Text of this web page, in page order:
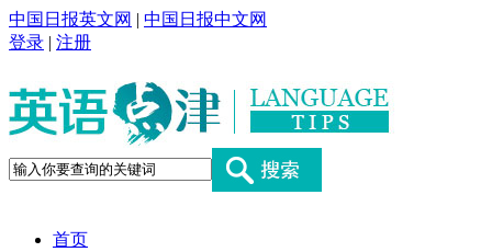
中国日报英文网 | 中国日报中文网
登录 | 注册
首页